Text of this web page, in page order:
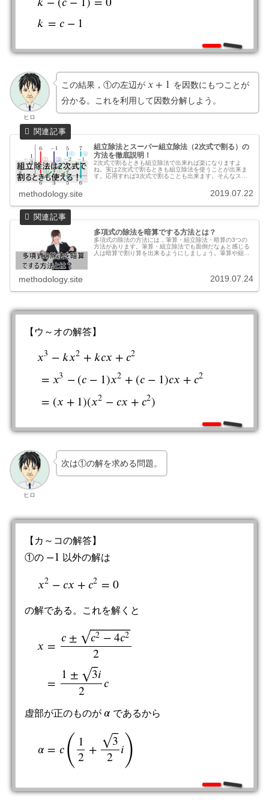
𝑘 = 𝑐 − 1
ヒロ
この結果，①の左辺が 𝑥 + 1
x+1
を因数にもつことが
分かる。これを利用して因数分解しよう。
組立除法とスーパー組立除法（2次式で割る）の
方法を徹底説明！
2次式で割るときも組立除法で出来れば楽になりますよ
ね。実は2次式で割るときも組立除法を使うことが出来ま
す。応用すれば3次式で割ることも出来ます。そんなスー
methodology.site 2019.07.22
多項式の除法を暗算でする方法とは？
多項式の除法の方法には，筆算・組立除法・暗算の3つの
方法があります。筆算・組立除法でも面倒だなぁと感じる
人は暗算で割り算を出来るようにしましょう。筆算や組立
methodology.site 2019.07.24
【ウ～オの解答】
𝑥3 − 𝑘𝑥2 + 𝑘𝑐𝑥 +𝑐2
= 𝑥3 −(𝑐 − 1)𝑥2 + (𝑐 − 1)𝑐𝑥 + 𝑐2
= (𝑥 + 1)(𝑥2 − 𝑐𝑥 +𝑐2)
kx 2+k cx +c2=x 3−(c− 1) x2+(c − 1)cx +c2=(
ヒロ
次は①の解を求める問題。
【カ～コの解答】
①の −1
−1 以外の解は
𝑥2 −𝑐𝑥 +𝑐2 = 0
x 2− cx+ c2 =0
の解である。これを解くと
𝑥 =
𝑐 ± 𝑐2 −4𝑐2
⎯ ⎯
⎯⎯⎯⎯⎯⎯⎯⎯⎯⎯⎯
√
2
= 1 ± 3
⎯⎯
√ 𝑖
2
𝑐
虚部が正のものが𝛼
α であるから
𝛼 = 𝑐 ( 1
2 + 3
⎯⎯
√
2
𝑖 )
α= c 12+32 i)